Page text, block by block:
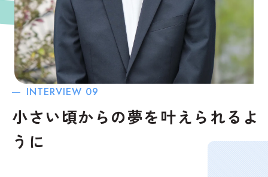
INTERVIEW 09
小さい頃からの夢を叶えられるよ
うに